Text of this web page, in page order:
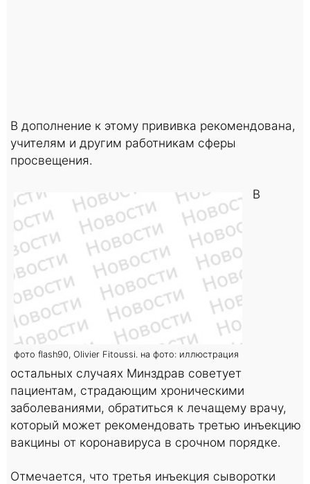
В дополнение к этому прививка рекомендована,
учителям и другим работникам сферы
просвещения.
фото flash90, Olivier Fitoussi. на фото: иллюстрация
В
остальных случаях Минздрав советует
пациентам, страдающим хроническими
заболеваниями, обратиться к лечащему врачу,
который может рекомендовать третью инъекцию
вакцины от коронавируса в срочном порядке.
Отмечается, что третья инъекция сыворотки